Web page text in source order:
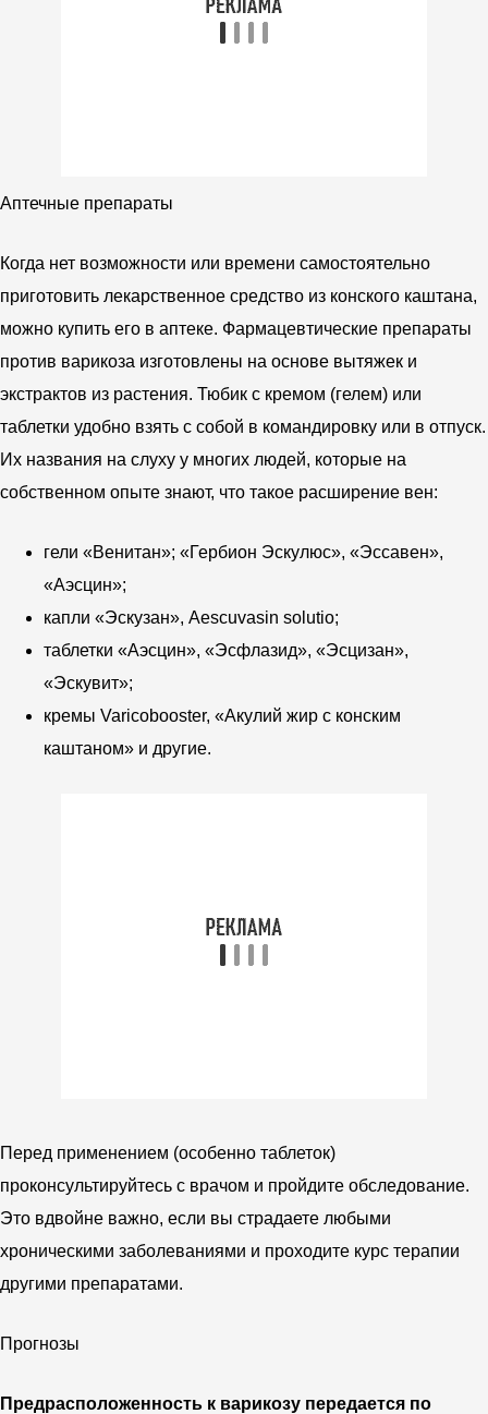
Аптечные препараты
Когда нет возможности или времени самостоятельно
приготовить лекарственное средство из конского каштана,
можно купить его в аптеке. Фармацевтические препараты
против варикоза изготовлены на основе вытяжек и
экстрактов из растения. Тюбик с кремом (гелем) или
таблетки удобно взять с собой в командировку или в отпуск.
Их названия на слуху у многих людей, которые на
собственном опыте знают, что такое расширение вен:
гели «Венитан»; «Гербион Эскулюс», «Эссавен»,
«Аэсцин»;
капли «Эскузан», Aescuvasin solutio;
таблетки «Аэсцин», «Эсфлазид», «Эсцизан»,
«Эскувит»;
кремы Varicobooster, «Акулий жир с конским
каштаном» и другие.
Перед применением (особенно таблеток)
проконсультируйтесь с врачом и пройдите обследование.
Это вдвойне важно, если вы страдаете любыми
хроническими заболеваниями и проходите курс терапии
другими препаратами.
Прогнозы
Предрасположенность к варикозу передается по